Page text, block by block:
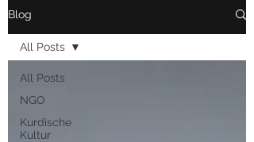
Blog
All Posts
NGO
Kurdische
Kultur
All Posts